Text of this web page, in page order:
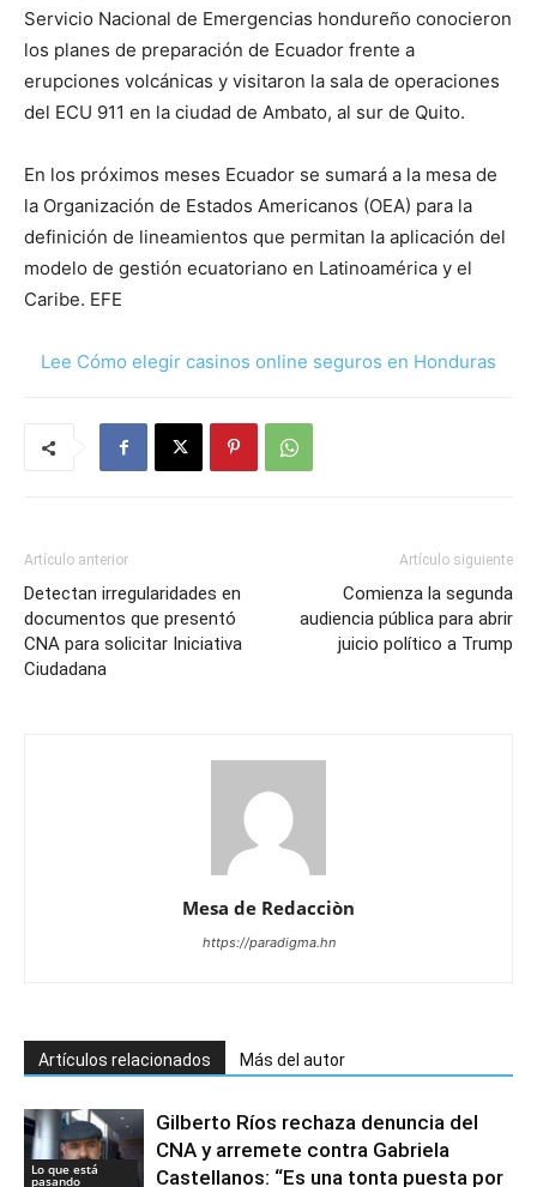
Servicio Nacional de Emergencias hondureño conocieron
los planes de preparación de Ecuador frente a
erupciones volcánicas y visitaron la sala de operaciones
del ECU 911 en la ciudad de Ambato, al sur de Quito.
En los próximos meses Ecuador se sumará a la mesa de
la Organización de Estados Americanos (OEA) para la
definición de lineamientos que permitan la aplicación del
modelo de gestión ecuatoriano en Latinoamérica y el
Caribe. EFE
Lee Cómo elegir casinos online seguros en Honduras
Artículo anterior
Detectan irregularidades en
documentos que presentó
CNA para solicitar Iniciativa
Ciudadana
Artículo siguiente
Comienza la segunda
audiencia pública para abrir
juicio político a Trump
Mesa de Redacciòn
https://paradigma.hn
Artículos relacionados Más del autor
Lo que está
pasando
Gilberto Ríos rechaza denuncia del
CNA y arremete contra Gabriela
Castellanos: “Es una tonta puesta por